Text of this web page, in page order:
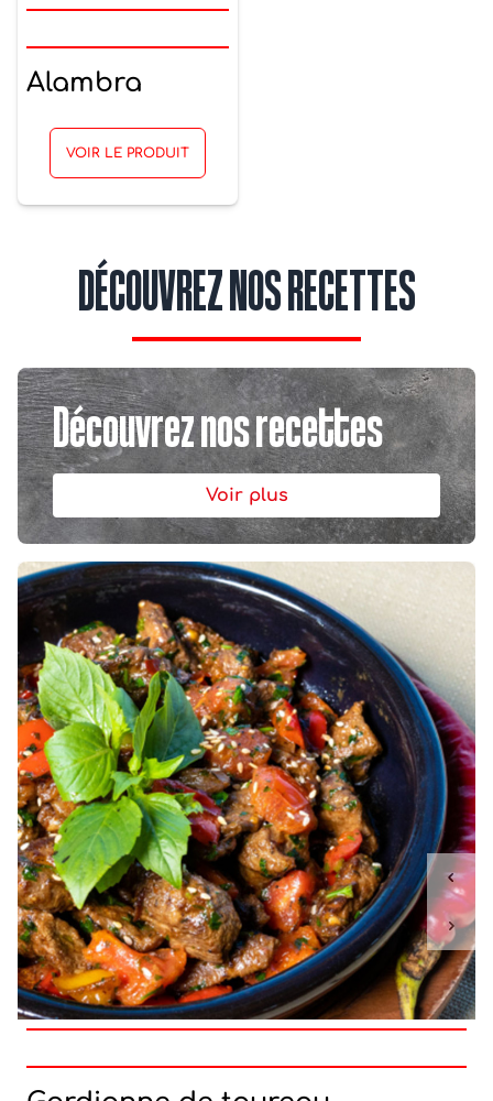
Alambra
VOIR LE PRODUIT
DÉCOUVREZ NOS RECETTES
Découvrez nos recettes
Voir plus